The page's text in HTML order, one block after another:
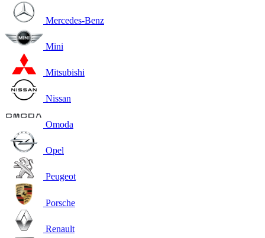
Mercedes-Benz
Mini
Mitsubishi
Nissan
Omoda
Opel
Peugeot
Porsche
Renault